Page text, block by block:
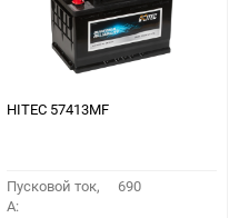
HITEC 57413MF
Пусковой ток,
A:
690